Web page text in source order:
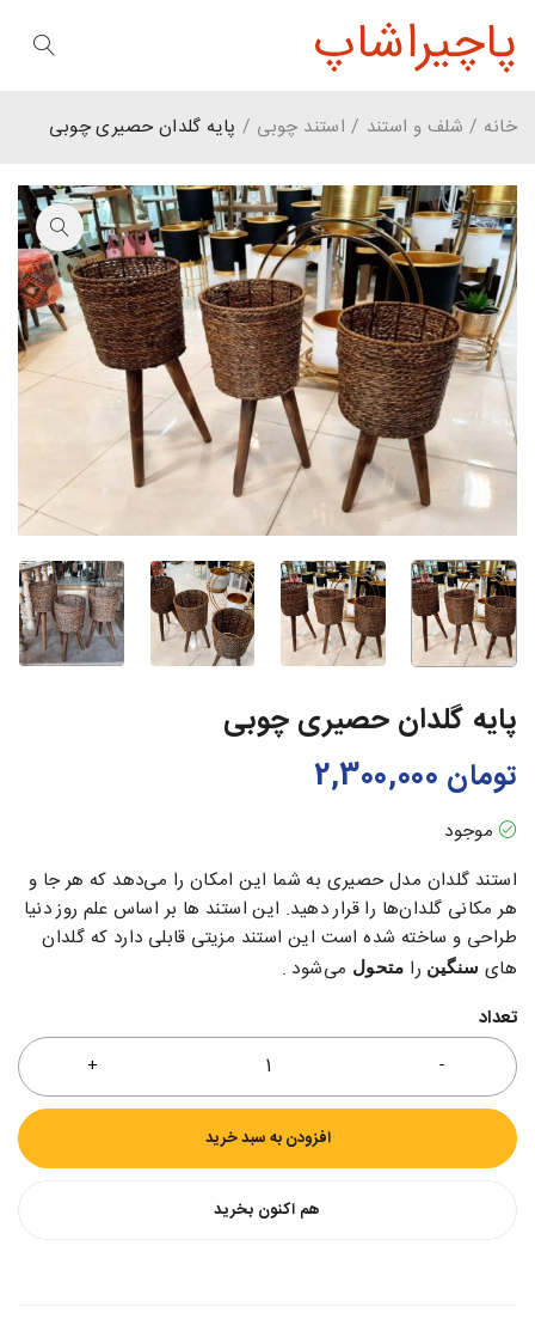
پاچیراشاپ
خانه / شلف و استند / استند چوبی / پایه گلدان حصیری چوبی
پایه گلدان حصیری چوبی
تومان
موجود
استند گلدان مدل حصیری به شما این امکان را می‌دهد که هر جا و
هر مکانی گلدان‌ها را قرار دهید. این استند ها بر اساس علم روز دنیا
طراحی و ساخته شده است این استند مزیتی قابلی دارد که گلدان
های سنگین را متحول می‌شود .
تعداد
افزودن به سبد خرید
هم اکنون بخرید